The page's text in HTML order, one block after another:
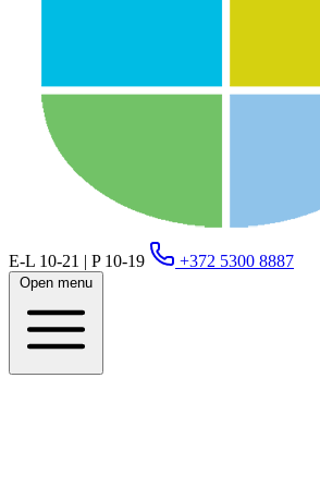
E-L 10-21 | P 10-19
+372 5300 8887
Open menu